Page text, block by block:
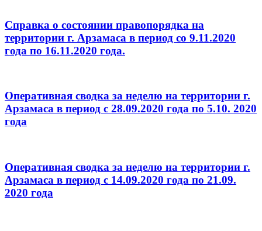
Справка о состоянии правопорядка на
территории г. Арзамаса в период со 9.11.2020
года по 16.11.2020 года.
Оперативная сводка за неделю на территории г.
Арзамаса в период с 28.09.2020 года по 5.10. 2020
года
Оперативная сводка за неделю на территории г.
Арзамаса в период с 14.09.2020 года по 21.09.
2020 года